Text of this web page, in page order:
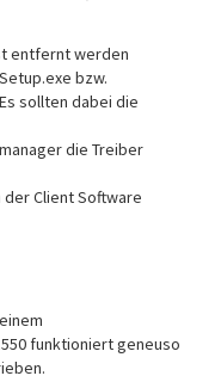
entfernt werden
bzw.
sollten dabei die
die Treiber
der Client Software
funktioniert geneuso